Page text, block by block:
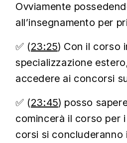
Ovviamente
all’insegnamento per
✅ (23:25) Con il corso
specializzazione
accedere ai concorsi
✅ (23:45) posso
comincerà il corso per
corsi si concluderanno